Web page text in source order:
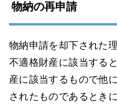
物納の再申請
物納申請を却下された
不適格財産に該当する
産に該当するもので他
されたものであるとき